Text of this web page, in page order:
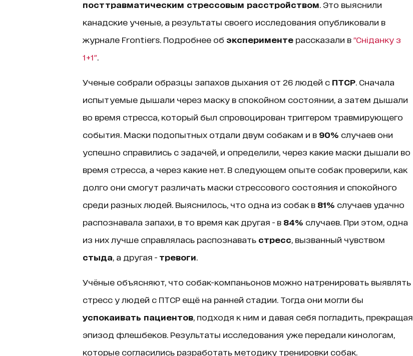
посттравматическим стрессовым расстройством . Это выяснили
канадские ученые, а результаты своего исследования опубликовали в
журнале Frontiers. Подробнее об экспериментерассказали в "Сніданку з
1+1".
Ученые собрали образцы запахов дыхания от 26 людей с ПТСР. Сначала
испытуемые дышали через маску в спокойном состоянии, а затем дышали
во время стресса, который был спровоцирован триггером травмирующего
события. Маски подопытных отдали двум собакам и в 90% случаев они
успешно справились с задачей, и определили, через какие маски дышали во
время стресса, а через какие нет. В следующем опыте собак проверили, как
долго они смогут различать маски стрессового состояния и спокойного
среди разных людей. Выяснилось, что одна из собак в 81% случаев удачно
распознавала запахи, в то время как другая - в 84% случаев. При этом, одна
из них лучше справлялась распознавать стресс , вызванный чувством
стыда , а другая - тревоги
Учёные объясняют, что собак-компаньонов можно натренировать выявлять
стресс у людей с ПТСР ещё на ранней стадии. Тогда они могли бы
успокаивать пациентов, подходя к ним и давая себя погладить, прекращая
эпизод флешбеков. Результаты исследования уже передали кинологам,
которые согласились разработать методику тренировки собак.